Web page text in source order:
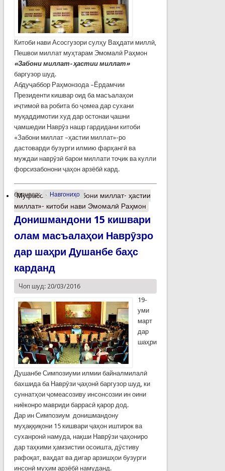
Китоби нави Асосгузори сулҳу Ваҳдати миллӣ,
Пешвои миллат муҳтарам Эмомалӣ Раҳмон
«Забони миллат- ҳастии миллат»
баргузор шуд.
Абдуҷаббор Раҳмонзода –Ёрдамчии
Президенти кишвар оид ба масъалаҳои
иҷтимоӣ ва робита бо ҷомеа дар сухани
муқаддимотии худ дар остонаи ҷашни
ҷамшедии Наврӯз нашр гардидани китоби
«Забони миллат –ҳастии миллат»-ро
дастоварди бузурги илмию фарҳангӣ ва
муждаи наврӯзӣ барои миллати тоҷик ва кулли
форсизабонони ҷаҳон арзёбӣ кард.
барчасп: Навгониҳо
Муфассалтаро «Забони миллат- ҳастии
миллат»- китоби нави Эмомалӣ Раҳмон
Донишмандони 15 кишвари
олам масъалаҳои Наврӯзро
дар шаҳри Душанбе баҳс
карданд
Чоп шуд: 20/03/2016
19-
уми
март
дар
шаҳри
Душанбе Симпозиуми илмии байналмилалӣ
бахшида ба Наврӯзи ҷаҳонӣ баргузор шуд, ки
суннатҳои ҷомеасозиву инсонсозии ин оини
ниёконро мавриди баррасӣ қарор дод.
Дар ин Симпозиум донишмандону
муҳаққиқони 15 кишвари ҷаҳон иштирок ва
суханронӣ намуда, нақши Наврӯзи ҷаҳониро
дар таҳкими ҳамзистии осоишта, дӯстиву
рафоқат, ваҳдат ва дигар арзишҳои бузурги
инсонӣ муҳим арзёбӣ намуданд.